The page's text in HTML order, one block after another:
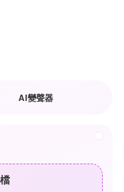
AI變聲器